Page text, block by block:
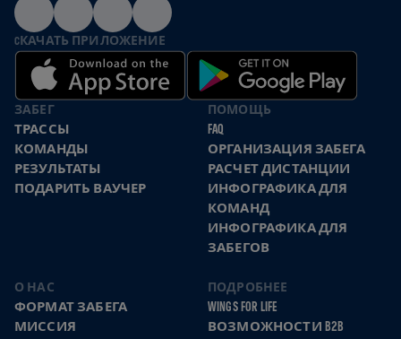
CКАЧАТЬ ПРИЛОЖЕНИЕ
ЗАБЕГ
ТРАССЫ
КОМАНДЫ
РЕЗУЛЬТАТЫ
ПОДАРИТЬ ВАУЧЕР
ПОМОЩЬ
FAQ
ОРГАНИЗАЦИЯ ЗАБЕГА
РАСЧЕТ ДИСТАНЦИИ
ИНФОГРАФИКА ДЛЯ
КОМАНД
ИНФОГРАФИКА ДЛЯ
ЗАБЕГОВ
О НАС
ФОРМАТ ЗАБЕГА
МИССИЯ
ПОДРОБНЕЕ
WINGS FOR LIFE
ВОЗМОЖНОСТИ B2B